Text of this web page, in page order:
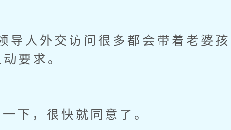
人外交访问很多都会带着老婆孩
要求。
下，很快就同意了。